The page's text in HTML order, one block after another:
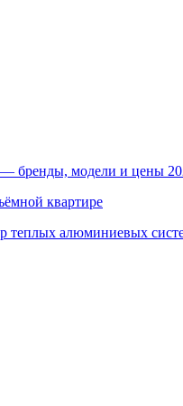
— бренды, модели и цены
квартире
теплых алюминиевых